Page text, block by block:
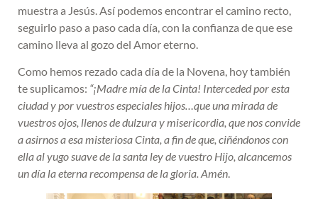
muestra a Jesús. Así podemos encontrar el camino recto,
seguirlo paso a paso cada día, con la confianza de que ese
camino lleva al gozo del Amor eterno.
Como hemos rezado cada día de la Novena, hoy también
te suplicamos: “¡Madre mía de la Cinta! Interceded por esta
ciudad y por vuestros especiales hijos…que una mirada de
vuestros ojos, llenos de dulzura y misericordia, que nos convide
a asirnos a esa misteriosa Cinta, a fin de que, ciñéndonos con
ella al yugo suave de la santa ley de vuestro Hijo, alcancemos
un día la eterna recompensa de la gloria. Amén.